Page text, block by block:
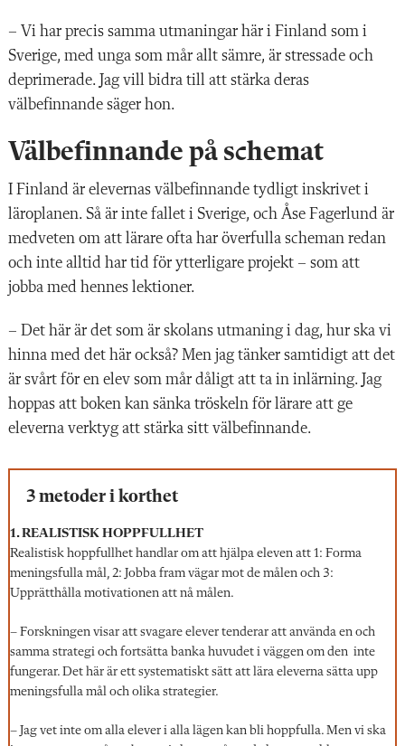
– Vi har precis samma utmaningar här i Finland som i
Sverige, med unga som mår allt sämre, är stressade och
deprimerade. Jag vill bidra till att stärka deras
välbefinnande säger hon.
Välbefinnande på schemat
I Finland är elevernas välbefinnande tydligt inskrivet i
läroplanen. Så är inte fallet i Sverige, och Åse Fagerlund är
medveten om att lärare ofta har överfulla scheman redan
och inte alltid har tid för ytterligare projekt – som att
jobba med hennes lektioner.
– Det här är det som är skolans utmaning i dag, hur ska vi
hinna med det här också? Men jag tänker samtidigt att det
är svårt för en elev som mår dåligt att ta in inlärning. Jag
hoppas att boken kan sänka tröskeln för lärare att ge
eleverna verktyg att stärka sitt välbefinnande.
3 metoder i korthet
1. REALISTISK HOPPFULLHET
Realistisk hoppfullhet handlar om att hjälpa eleven att 1: Forma
meningsfulla mål, 2: Jobba fram vägar mot de målen och 3:
Upprätthålla motivationen att nå målen.
– Forskningen visar att svagare elever tenderar att använda en och
samma strategi och fortsätta banka huvudet i väggen om den inte
fungerar. Det här är ett systematiskt sätt att lära eleverna sätta upp
meningsfulla mål och olika strategier.
– Jag vet inte om alla elever i alla lägen kan bli hoppfulla. Men vi ska